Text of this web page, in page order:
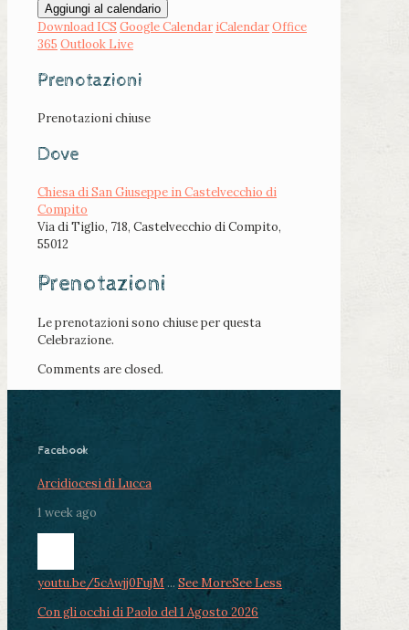
Aggiungi al calendario
Download ICS Google Calendar iCalendarOffice
365 Outlook Live
Prenotazioni
Prenotazioni chiuse
Dove
Chiesa di San Giuseppe in Castelvecchio di
Compito
Via di Tiglio, 718, Castelvecchio di Compito,
55012
Prenotazioni
Le prenotazioni sono chiuse per questa
Celebrazione.
Comments are closed.
Facebook
Arcidiocesi di Lucca
1 week ago
youtu.be/5cAwjj0FujM ... See MoreSee Less
Con gli occhi di Paolo del 1 Agosto 2026